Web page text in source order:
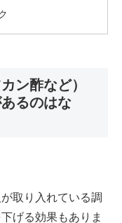
ン酢など）
るのはな
取り入れている調
げる効果もありま